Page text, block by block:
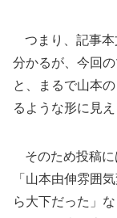
つまり、記事本
分かるが、今回
と、まるで山本
るような形に見
そのため投稿に
「山本由伸雰囲
ら大下だった」